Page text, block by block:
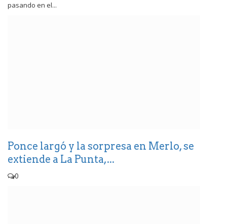
pasando en el...
Ponce largó y la sorpresa en Merlo, se
extiende a La Punta,...
0